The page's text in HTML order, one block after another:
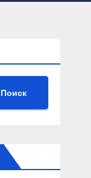
Поиск